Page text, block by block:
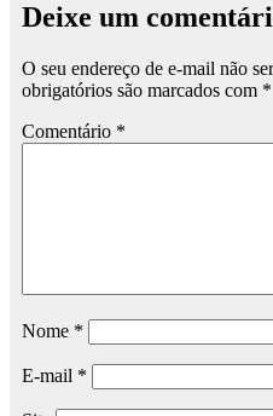
Deixe um
O seu endereço de e-mail não
obrigatórios são marcados com *
Comentário *
Nome *
E-mail *